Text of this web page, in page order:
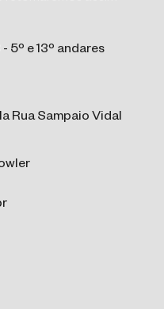
5º e 13º andares
Rua Sampaio Vidal